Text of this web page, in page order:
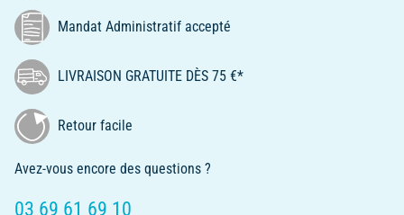
Mandat Administratif accepté
LIVRAISON GRATUITE DÈS 75 €*
Retour facile
Avez-vous encore des questions ?
03 69 61 69 10